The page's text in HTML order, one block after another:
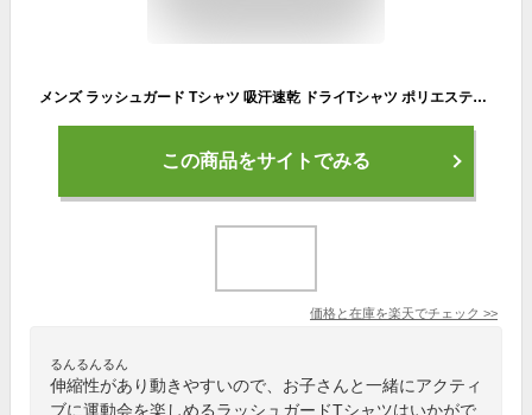
メンズ ラッシュガード Tシャツ 吸汗速乾 ドライTシャツ ポリエステル ハイブリッド 冷感 水着 シルキータッチ サラサラ スポーツT ストレッチ 大きいサイズ アウトドア カジュアル 人気 プール用 海用 30代 40代 50代 カジュアル おしゃれ かっこいい トムティージュニア
この商品をサイトでみる
価格と在庫を楽天でチェック >>
るんるんるん
伸縮性があり動きやすいので、お子さんと一緒にアクティ
ブに運動会を楽しめるラッシュガードTシャツはいかがで